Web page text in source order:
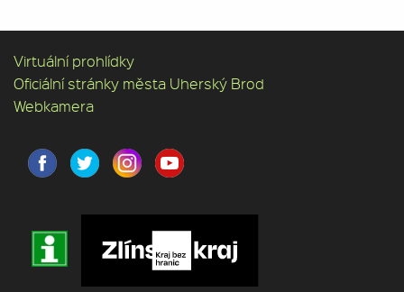
Virtuální prohlídky
Oficiální stránky města Uherský Brod
Webkamera